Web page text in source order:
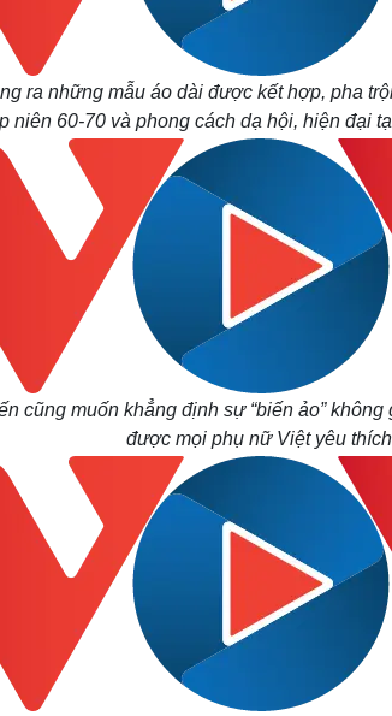
ra những mẫu áo dài được kết hợp, pha
niên 60-70 và phong cách dạ hội, hiện đại
cũng muốn khẳng định sự “biến ảo”
được mọi phụ nữ Việt yêu